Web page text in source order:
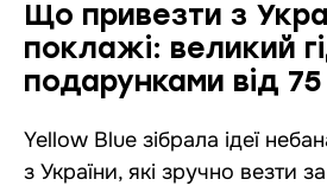
Що привезти з
поклажі: великий
подарунками від 75
Yellow Blue зібрала ідеї
з України, які зручно везти